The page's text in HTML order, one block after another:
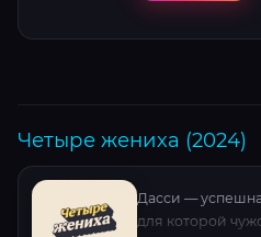
Четыре жениха (2024)
Дасси —
для которой